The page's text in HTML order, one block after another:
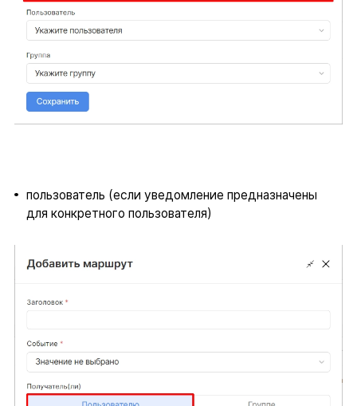
пользователь (если уведомление предназначены
для конкретного пользователя)